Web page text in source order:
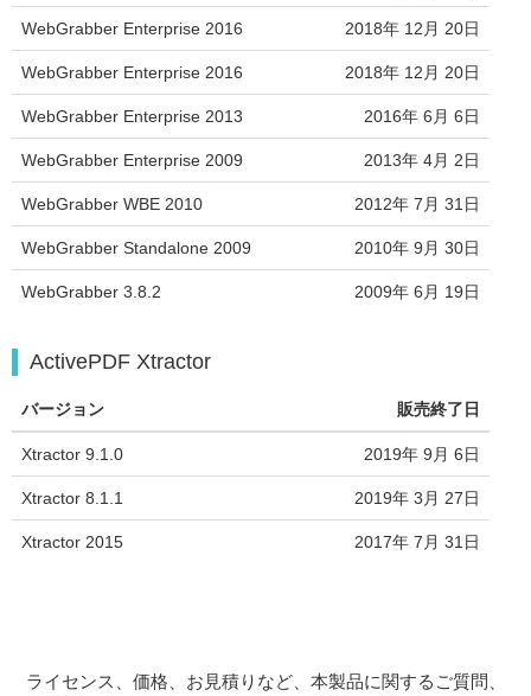
WebGrabber Enterprise 2016 2018年 12月 20日
WebGrabber Enterprise 2016 2018年 12月 20日
WebGrabber Enterprise 2013 2016年 6月 6日
WebGrabber Enterprise 2009 2013年 4月 2日
WebGrabber WBE 2010 2012年 7月 31日
WebGrabber Standalone 2009 2010年 9月 30日
WebGrabber 3.8.2 2009年 6月 19日
ActivePDF Xtractor
バージョン 販売終了日
Xtractor 9.1.0 2019年 9月 6日
Xtractor 8.1.1 2019年 3月 27日
Xtractor 2015 2017年 7月 31日
ライセンス、価格、お見積りなど、本製品に関するご質問、